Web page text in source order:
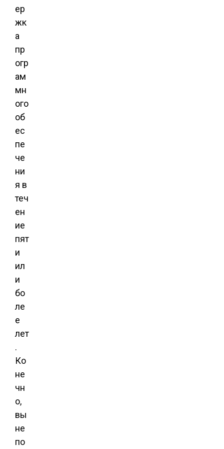
ер
жк
а
пр
огр
ам
мн
ого
об
ес
пе
че
ни
я в
теч
ен
ие
пят
и
ил
и
бо
ле
е
лет
.
Ко
не
чн
о,
вы
не
по